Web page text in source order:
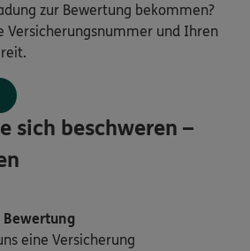
zur Bewertung bekommen?
Versicherungsnummer und Ihren
sich beschweren –
Bewertung
eine Versicherung